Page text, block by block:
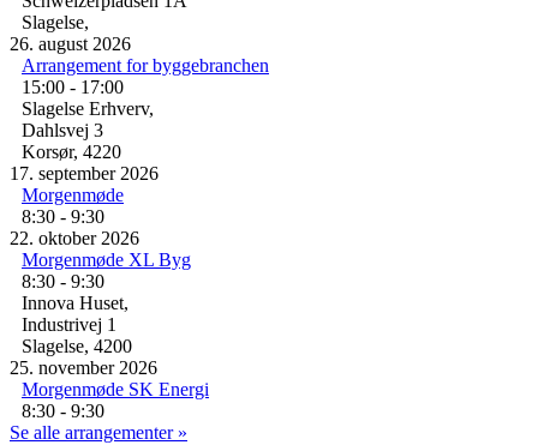
Slagelse,
26. august 2026
Arrangement for byggebranchen
15:00 - 17:00
Slagelse Erhverv,
Dahlsvej 3
Korsør, 4220
17. september 2026
Morgenmøde
8:30 - 9:30
22. oktober 2026
Morgenmøde XL Byg
8:30 - 9:30
Innova Huset,
Industrivej 1
Slagelse, 4200
25. november 2026
Morgenmøde SK Energi
8:30 - 9:30
Se alle arrangementer »